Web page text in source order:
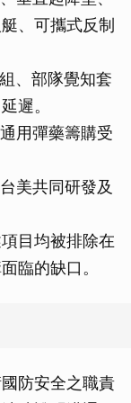
、可攜式反制
、部隊覺知套
遲。
用彈藥籌購受
美共同研發及
目均被排除在
臨的缺口。
防安全之職責